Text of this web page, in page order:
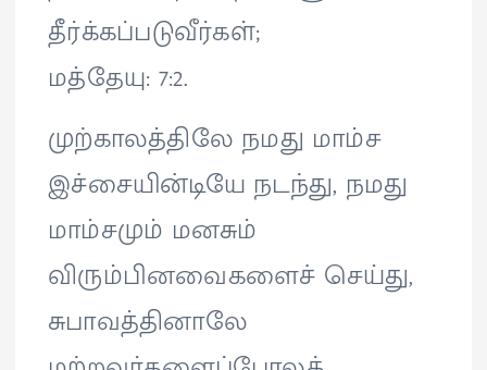
தீர்க்கப்படுவீர்கள்;
மத்தேயு: 7:2.
முற்காலத்திலே நமது மாம்ச
இச்சையின்டியே நடந்து, நமது
மாம்சமும் மனசும்
விரும்பினவைகளைச் செய்து,
சுபாவத்தினாலே